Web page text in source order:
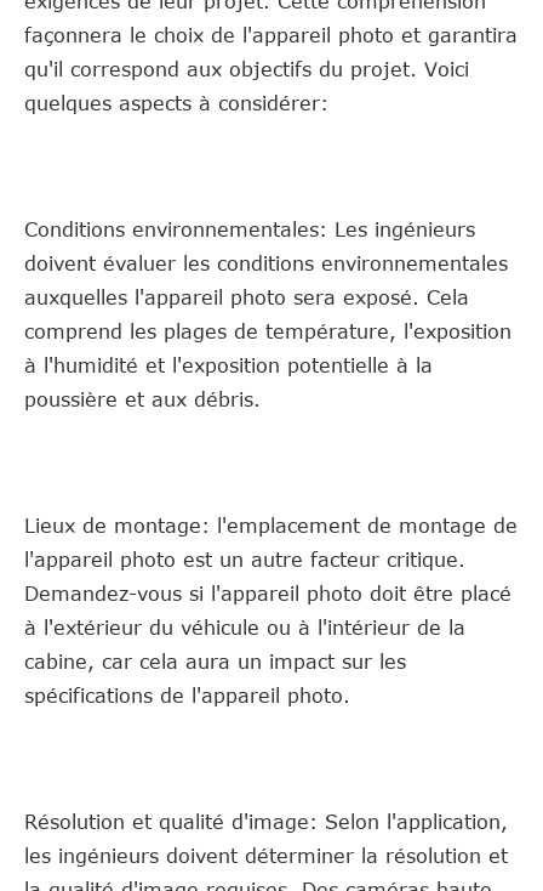
façonnera le choix de l'appareil photo et garantira
qu'il correspond aux objectifs du projet. Voici
quelques aspects à considérer:
Conditions environnementales: Les ingénieurs
doivent évaluer les conditions environnementales
auxquelles l'appareil photo sera exposé. Cela
comprend les plages de température, l'exposition
à l'humidité et l'exposition potentielle à la
poussière et aux débris.
Lieux de montage: l'emplacement de montage de
l'appareil photo est un autre facteur critique.
Demandez-vous si l'appareil photo doit être placé
à l'extérieur du véhicule ou à l'intérieur de la
cabine, car cela aura un impact sur les
spécifications de l'appareil photo.
Résolution et qualité d'image: Selon l'application,
les ingénieurs doivent déterminer la résolution et